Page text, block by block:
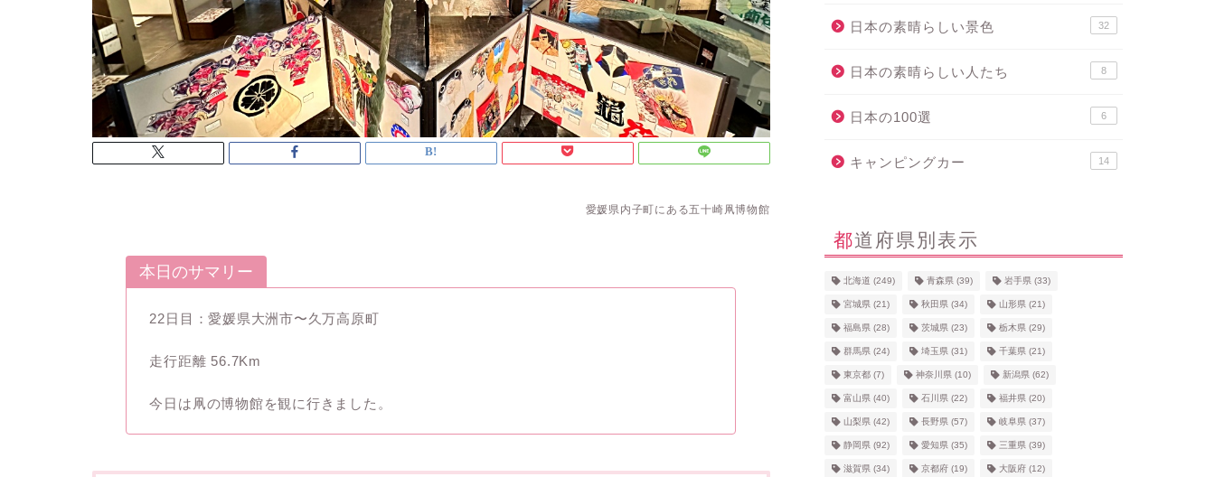
愛媛県内子町にある五十崎凧博物館
本日のサマリー
22日目：愛媛県大洲市〜久万高原町
走行距離 56.7Km
今日は凧の博物館を観に行きました。
日本の素晴らしい景色 32
日本の素晴らしい人たち 8
日本の100選 6
キャンピングカー 14
都道府県別表示
北海道 (249) 青森県(39) 岩手県(33)
宮城県(21) 秋田県(34) 山形県(21)
福島県(28) 茨城県(23) 栃木県(29)
群馬県(24) 埼玉県(31) 千葉県(21)
東京都(7) 神奈川県(10) 新潟県(62)
富山県(40) 石川県(22) 福井県(20)
山梨県(42) 長野県(57) 岐阜県(37)
静岡県(92) 愛知県(35) 三重県(39)
滋賀県(34) 京都府(19) 大阪府(12)